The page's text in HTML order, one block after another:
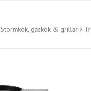
Stormkök, gaskök & grillar